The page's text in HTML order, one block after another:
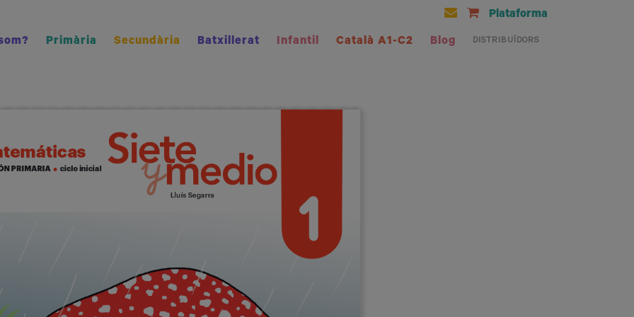
Plataforma
Primària Secundària Batxillerat Infantil Català A1-C2 Blog DISTRIBUÏDORS